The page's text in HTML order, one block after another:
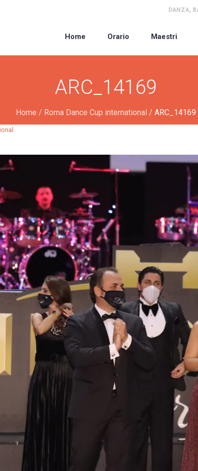
DANZA,
Home Orario Maestri
ARC_14169
Home / Roma Dance Cup international / ARC_14169
.